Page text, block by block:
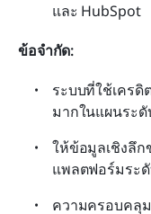
และ HubSpot
ข้อจำกัด:
ระบบที่ใช้เครดิ
มากในแผนระดั
ให้ข้อมูลเชิงลึ
แพลตฟอร์มระ
ความครอบคลุ